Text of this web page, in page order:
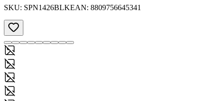
SKU: SPN1426BLKEAN: 8809756645341